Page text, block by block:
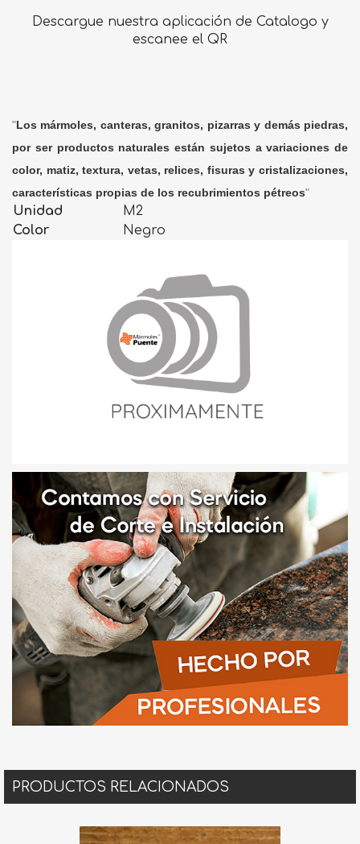
Descargue nuestra aplicación de Catalogo y
escanee el QR
"Los mármoles, canteras, granitos, pizarras y demás piedras,
por ser productos naturales están sujetos a variaciones de
color, matiz, textura, vetas, relices, fisuras y cristalizaciones,
características propias de los recubrimientos pétreos"
Unidad
M2
Color
Negro
PRODUCTOS RELACIONADOS